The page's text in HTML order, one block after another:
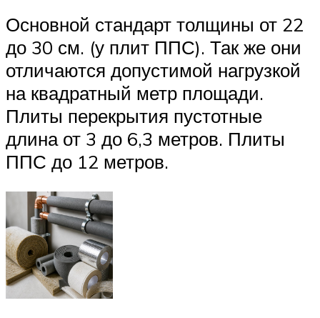
Основной стандарт толщины от 22
до 30 см. (у плит ППС). Так же они
отличаются допустимой нагрузкой
на квадратный метр площади.
Плиты перекрытия пустотные
длина от 3 до 6,3 метров. Плиты
ППС до 12 метров.